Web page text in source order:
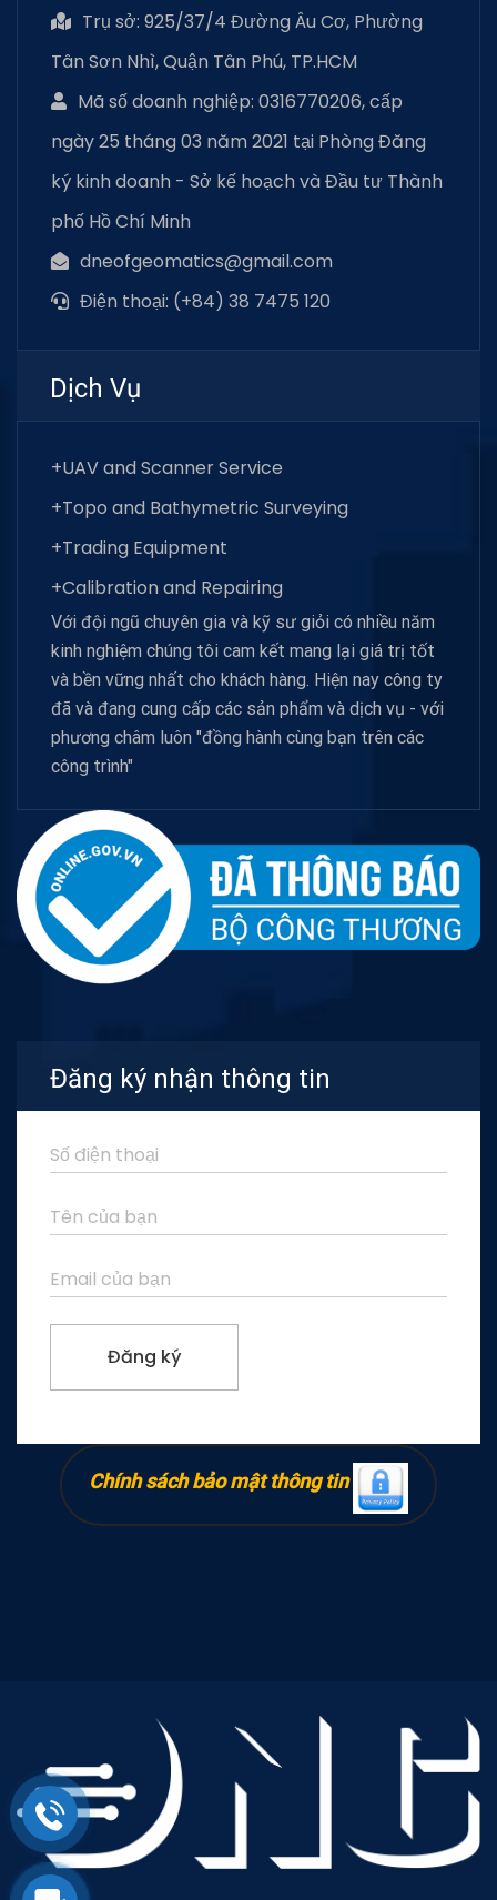
Trụ sở: 925/37/4 Đường Âu Cơ, Phường
Tân Sơn Nhì, Quận Tân Phú, TP.HCM
Mã số doanh nghiệp: 0316770206, cấp
ngày 25 tháng 03 năm 2021 tại Phòng Đăng
ký kinh doanh - Sở kế hoạch và Đầu tư Thành
phố Hồ Chí Minh
dneofgeomatics@gmail.com
Điện thoại: (+84) 38 7475 120
Dịch Vụ
+UAV and Scanner Service
+Topo and Bathymetric Surveying
+Trading Equipment
+Calibration and Repairing
Với đội ngũ chuyên gia và kỹ sư giỏi có nhiều năm
kinh nghiệm chúng tôi cam kết mang lại giá trị tốt
và bền vững nhất cho khách hàng. Hiện nay công ty
đã và đang cung cấp các sản phẩm và dịch vụ - với
phương châm luôn "đồng hành cùng bạn trên các
công trình"
Đăng ký nhận thông tin
Chính sách bảo mật thông tin